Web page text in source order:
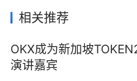
相关推荐
OKX成为新加坡
演讲嘉宾